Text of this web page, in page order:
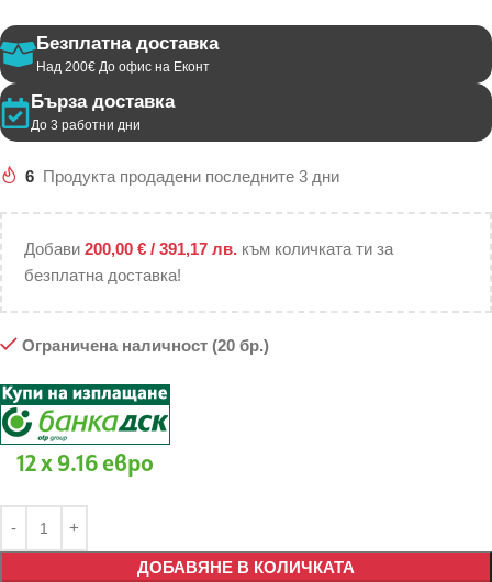
Безплатна доставка
Над 200€ До офис на Еконт
Бърза доставка
До 3 работни дни
6 Продукта продадени последните 3 дни
Добави 200,00 € / 391,17 лв. към количката ти за
безплатна доставка!
Ограничена наличност (20 бр.)
ДОБАВЯНЕ В КОЛИЧКАТА
12 x 9.16 евро